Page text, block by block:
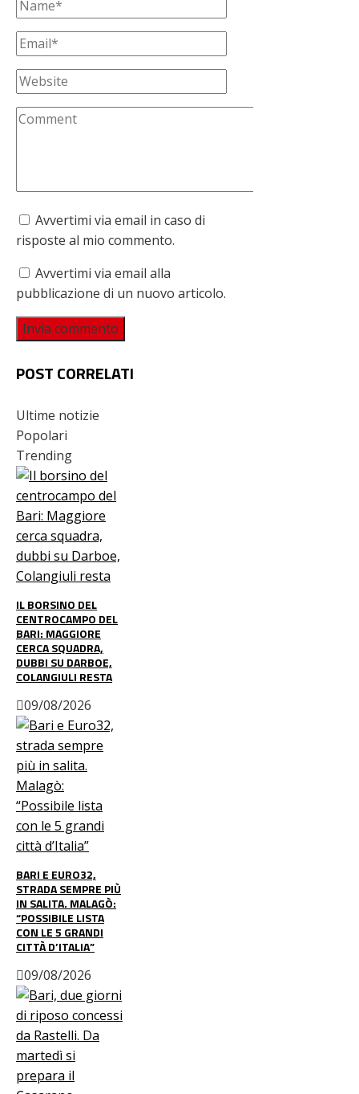
Avvertimi via email in caso di
risposte al mio commento.
Avvertimi via email alla
pubblicazione di un nuovo articolo.
POST CORRELATI
Ultime notizie
Popolari
Trending
IL BORSINO DEL
CENTROCAMPO DEL
BARI: MAGGIORE
CERCA SQUADRA,
DUBBI SU DARBOE,
COLANGIULI RESTA
09/08/2026
BARI E EURO32,
STRADA SEMPRE PIÙ
IN SALITA. MALAGÒ:
“POSSIBILE LISTA
CON LE 5 GRANDI
CITTÀ D’ITALIA”
09/08/2026